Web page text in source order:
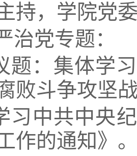
持，学院党
治党专题：
题：集体学
败斗争攻坚
习中共中央
作的通知》